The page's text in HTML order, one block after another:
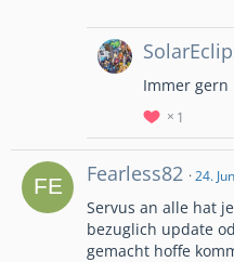
Immer gern
1
Fearless82 24.
Servus an alle hat
bezuglich update
gemacht hoffe